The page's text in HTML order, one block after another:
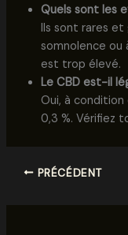
Quels sont les
Ils sont rares et
somnolence ou
est trop élevé.
Le CBD est-il
Oui, à
0,3 %. Vérifiez
PRÉCÉDENT